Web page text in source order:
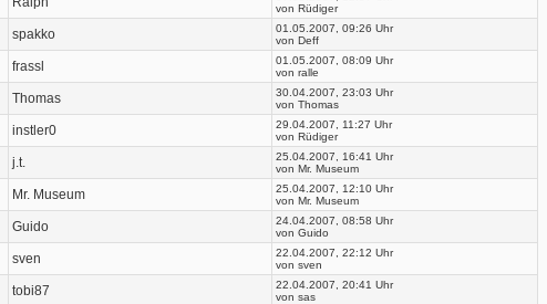
von Rüdiger
spakko
01.05.2007, 09:26 Uhr
von Deff
frassl
01.05.2007, 08:09 Uhr
von ralle
Thomas
30.04.2007, 23:03 Uhr
von Thomas
instler0
29.04.2007, 11:27 Uhr
von Rüdiger
j.t.
25.04.2007, 16:41 Uhr
von Mr. Museum
Mr. Museum
25.04.2007, 12:10 Uhr
von Mr. Museum
Guido
24.04.2007, 08:58 Uhr
von Guido
sven
22.04.2007, 22:12 Uhr
von sven
tobi87
22.04.2007, 20:41 Uhr
von sas